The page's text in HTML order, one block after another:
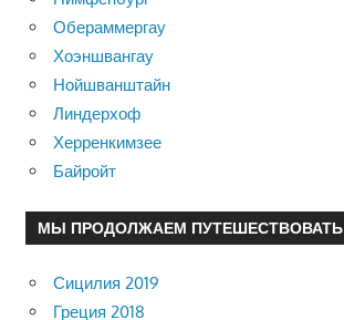
Обераммергау
Хоэншвангау
Нойшванштайн
Линдерхоф
Херренкимзее
Байройт
МЫ ПРОДОЛЖАЕМ ПУТЕШЕСТВОВАТЬ
Сицилия 2019
Греция 2018